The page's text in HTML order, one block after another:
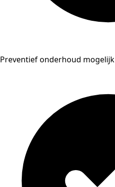
Preventief onderhoud mogelijk